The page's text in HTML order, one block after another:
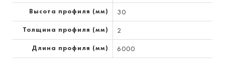
Высота профиля (мм) 30
Толщина профиля (мм) 2
Длина профиля (мм) 6000